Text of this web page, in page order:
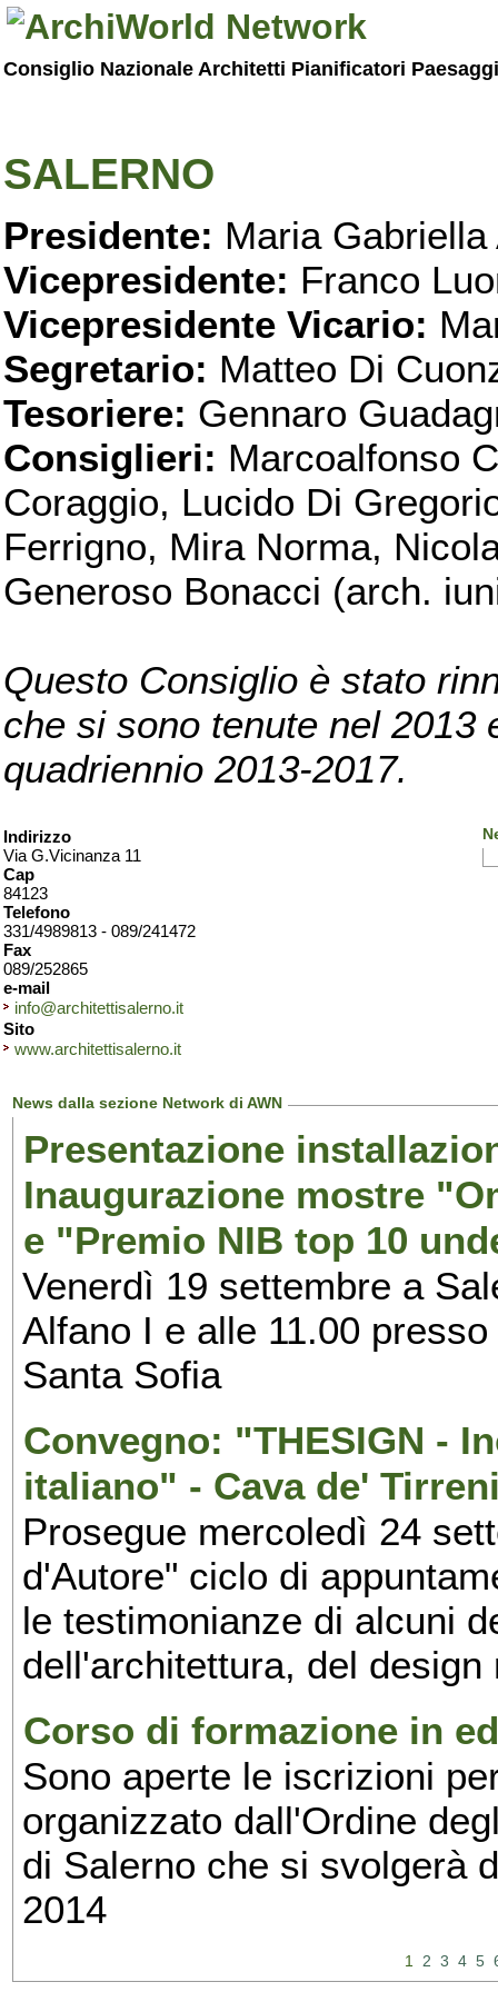
Consiglio Nazionale Architetti Pianificatori
SALERNO
Presidente: Maria Gabriella
Vicepresidente: Franco
Vicepresidente Vicario:
Segretario: Matteo Di
Tesoriere: Gennaro
Consiglieri: Marcoalfonso
Coraggio, Lucido Di
Ferrigno, Mira Norma,
Generoso Bonacci (arch.
Questo Consiglio è stato
che si sono tenute nel 2013
quadriennio 2013-2017.
Indirizzo
Via G.Vicinanza 11
Cap
84123
Telefono
331/4989813 - 089/241472
Fax
089/252865
e-mail
info@architettisalerno.it
Sito
www.architettisalerno.it
News dalla sezione Network di AWN
Presentazione
Inaugurazione mostre
e "Premio NIB top 10
Venerdì 19 settembre a
Alfano I e alle 11.00
Santa Sofia
Convegno: "THESIGN -
italiano" - Cava de'
Prosegue mercoledì 24
d'Autore" ciclo di
le testimonianze di alcuni
dell'architettura, del
Corso di formazione in
Sono aperte le iscrizioni
organizzato dall'Ordine
di Salerno che si svolgerà
2014
1 2 3 4 5